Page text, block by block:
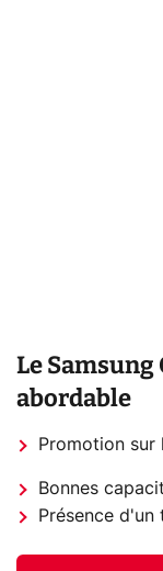
Le Samsung
abordable
Promotion sur
Bonnes
Présence